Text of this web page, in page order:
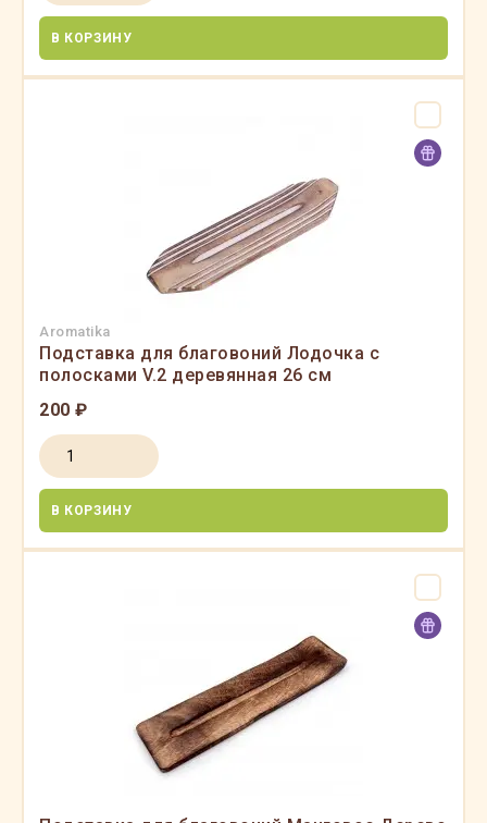
В КОРЗИНУ
Aromatika
Подставка для благовоний Лодочка с
полосками V.2 деревянная 26 см
200 ₽
В КОРЗИНУ